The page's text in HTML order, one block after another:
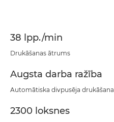
38 lpp./min
Drukāšanas ātrums
Augsta darba ražība
Automātiska divpusēja drukāšana
2300 loksnes